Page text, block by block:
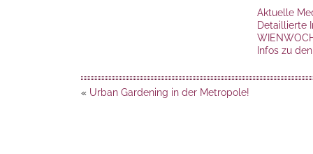
Aktuelle
Detaillierte
Infos zu
« Urban Gardening in der Metropole!